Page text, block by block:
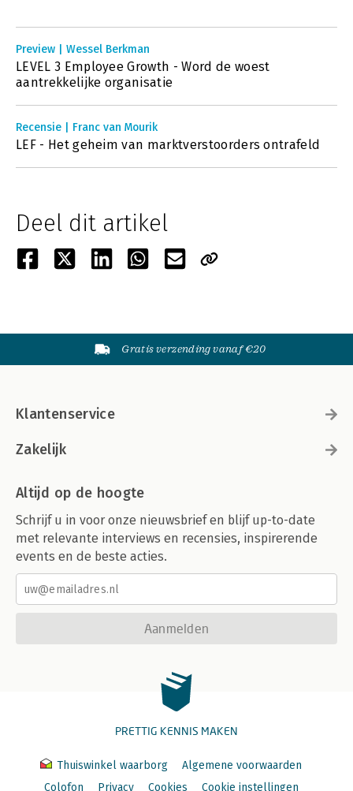
Preview | Wessel Berkman
LEVEL 3 Employee Growth - Word de woest
aantrekkelijke organisatie
Recensie | Franc van Mourik
LEF - Het geheim van marktverstoorders ontrafeld
Deel dit artikel
Gratis verzending vanaf €20
Klantenservice
Zakelijk
Altijd op de hoogte
Schrijf u in voor onze nieuwsbrief en blijf up-to-date
met relevante interviews en recensies, inspirerende
events en de beste acties.
Aanmelden
PRETTIG KENNIS MAKEN
Thuiswinkel waarborg
Algemene voorwaarden
Colofon
Privacy Cookies Cookie instellingen